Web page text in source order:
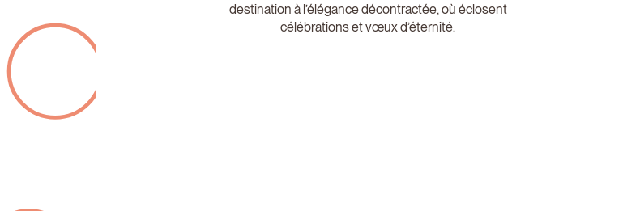
destination à l’élégance décontractée, où éclosent
célébrations et vœux d’éternité.